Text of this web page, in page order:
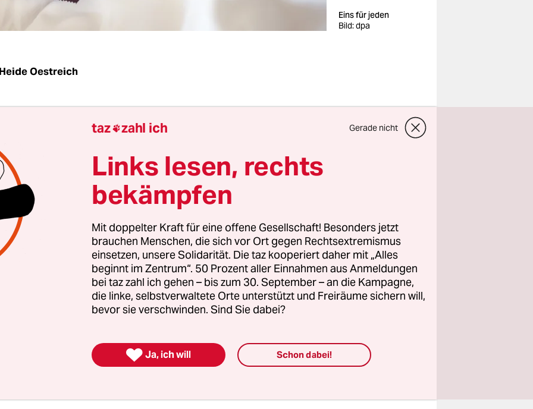
Eins für jeden
Bild: dpa
Heide Oestreich
aussieht. Ein schmuddeliger Hauseingang tief unten in
kein Nobelbezirk Berlins ist. Klingeln bei
Drinnen im Hausflur müffelt es. Ist halt
billige Sorte. Ich bin auf Reportage. Die
bietet Gangbang-Partys an. 90 Euro Eintritt,
geöffnet.
in Deutschland sind sich einig: Gangbang, also
mit wenig Frauen, das ist so ähnlich wie
das muss verboten werden.
Schwesig will das in ein neues Prostitutionsgesetz
Die CDU ist sowieso dafür, aber auch die Grünen drucksen
ist menschenunwürdige Sexualität.
taz zahl ich Gerade nicht
Links lesen, rechts
bekämpfen
Mit doppelter Kraft für eine offene Gesellschaft! Besonders jetzt
brauchen Menschen, die sich vor Ort gegen Rechtsextremismus
einsetzen, unsere Solidarität. Die taz kooperiert daher mit „Alles
beginnt im Zentrum“. 50 Prozent aller Einnahmen aus Anmeldungen
bei taz zahl ich gehen – bis zum 30. September – an die Kampagne,
die linke, selbstverwaltete Orte unterstützt und Freiräume sichern will,
bevor sie verschwinden. Sind Sie dabei?
 Ja, ich will Schon dabei!